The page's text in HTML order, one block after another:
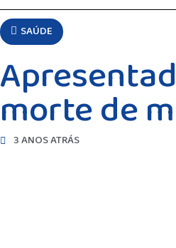
SAÚDE
morte de
3 ANOS ATRÁS